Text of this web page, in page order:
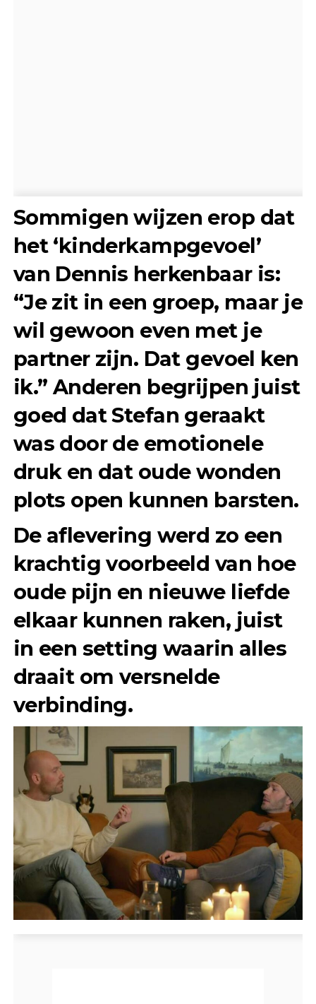
Sommigen wijzen erop dat
het ‘kinderkampgevoel’
van Dennis herkenbaar is:
“Je zit in een groep, maar je
wil gewoon even met je
partner zijn. Dat gevoel ken
ik.” Anderen begrijpen juist
goed dat Stefan geraakt
was door de emotionele
druk en dat oude wonden
plots open kunnen barsten.
De aflevering werd zo een
krachtig voorbeeld van hoe
oude pijn en nieuwe liefde
elkaar kunnen raken, juist
in een setting waarin alles
draait om versnelde
verbinding.